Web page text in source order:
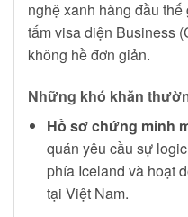
nghệ xanh hàng đầu
tấm visa diện Business
không hề đơn giản.
Những khó khăn
Hồ sơ chứng minh
quán yêu cầu sự
phía Iceland và hoạt
tại Việt Nam.